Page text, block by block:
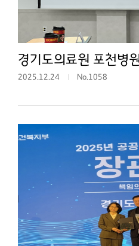
2025.12.24 No.1058